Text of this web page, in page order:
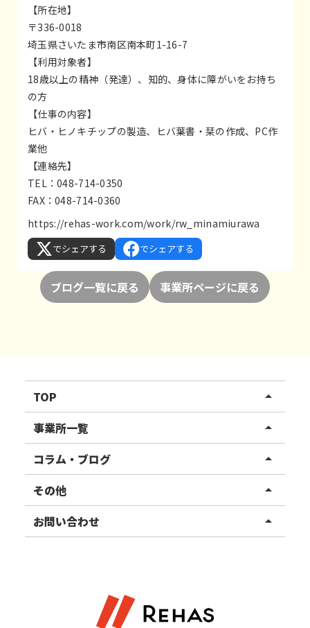
【所在地】
〒336-0018
埼玉県さいたま市南区南本町1-16-7
【利用対象者】
18歳以上の精神（発達）、知的、身体に障がいをお持ち
の方
【仕事の内容】
ヒバ・ヒノキチップの製造、ヒバ葉書・栞の作成、PC作
業他
【連絡先】
TEL：048-714-0350
FAX：048-714-0360
https://rehas-work.com/work/rw_minamiurawa
でシェアする でシェアする
ブログ一覧に戻る 事業所ページに戻る
TOP arrow_drop_up
リハスワーク
リハスファーム
事業所一覧 arrow_drop_up
関東エリア
東北エリア
甲信越エリア
コラム・ブログ arrow_drop_up
事業所ブログ
ご利用者様の声
その他 arrow_drop_up
お知らせ
お問い合わせ arrow_drop_up